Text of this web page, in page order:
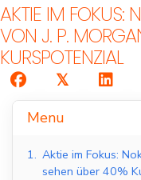
AKTIE IM FOKUS:
VON J. P.
KURSPOTENZIAL
𝕏
Menu
1. Aktie im Fokus:
sehen über 40%